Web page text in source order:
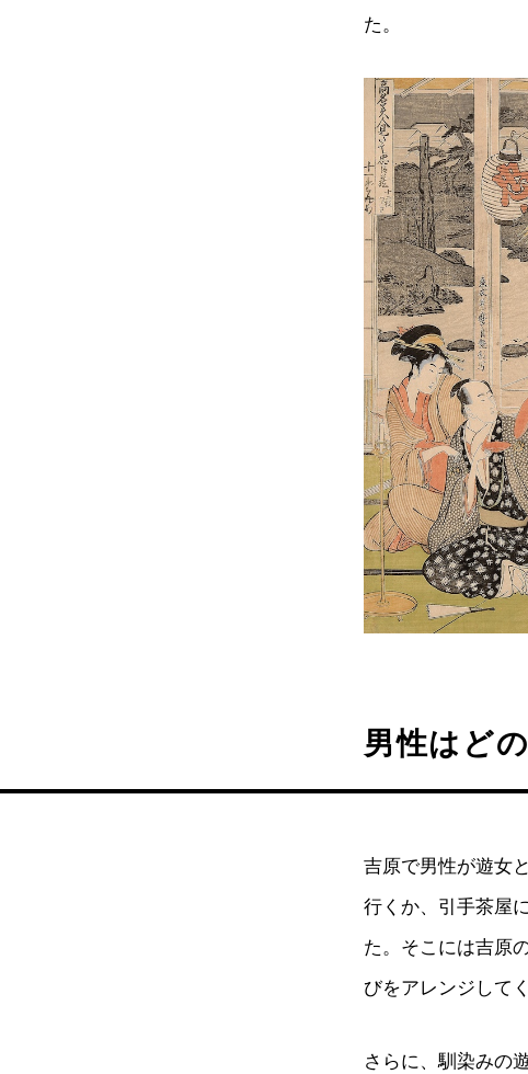
た。
男性はど
吉原で男性が遊女
行くか、引手茶屋
た。そこには吉原
びをアレンジして
さらに、馴染みの